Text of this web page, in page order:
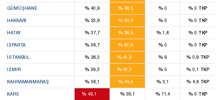
GÜMÜŞHANE % 40,9 % 48,5 % 0 %0 TKP
HAKKARI % 23,9 % 54,6 % 0 %0 TKP
HATAY % 37,7 % 58,9 % 1,6 %0 TKP
ISPARTA % 36,7 % 61,8 % 0 %0 TKP
İSTANBUL % 26,3 %61,9 % 8 % 0,8 TKP
IZMIR % 38,3 %60,5 % 0 % 0,1 TKP
KAHRAMANMARAŞ % 36,1 % 54,6 % 3,1 % 4,6 TKP
KARS % 49,1 % 38,1 %11,4 %0 TKP